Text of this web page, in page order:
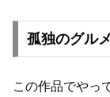
孤独のグル
この作品でやっ